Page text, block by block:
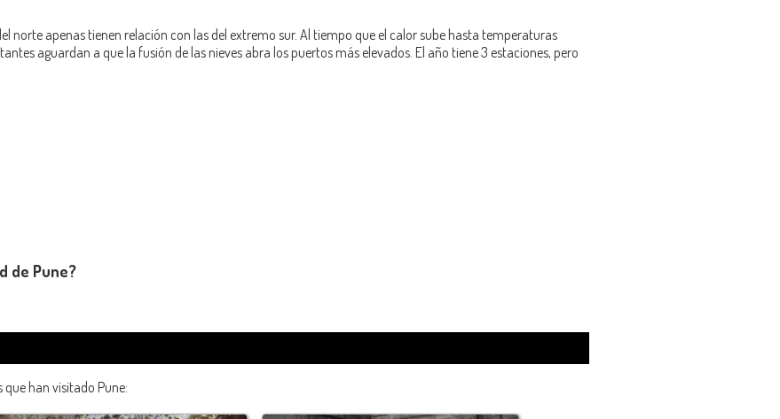
norte apenas tienen relación con las del extremo sur. Al tiempo que el calor sube hasta temperaturas
aguardan a que la fusión de las nieves abra los puertos más elevados. El año tiene 3 estaciones, pero
de Pune?
que han visitado Pune: